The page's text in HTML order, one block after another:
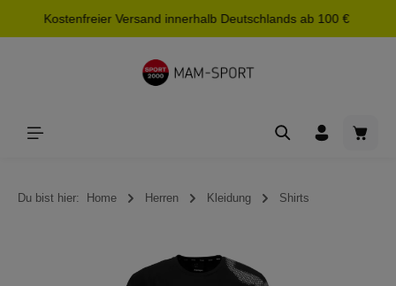
springen
Kostenfreier Versand innerhalb Deutschlands ab 100 €
Du bist hier: Home Herren Kleidung Shirts
Bildergalerie überspringen